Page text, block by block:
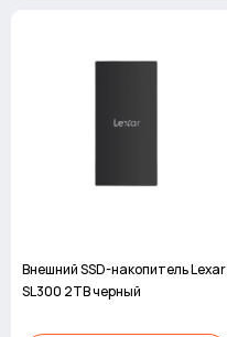
Внешний SSD-накопитель Lexar
SL300 2TB черный